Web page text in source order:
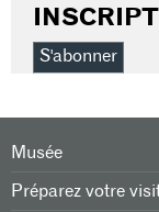
S'abonner
Musée
Préparez votre